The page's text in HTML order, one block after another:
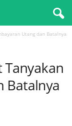
Utang dan Batalnya
Tanyakan
Batalnya